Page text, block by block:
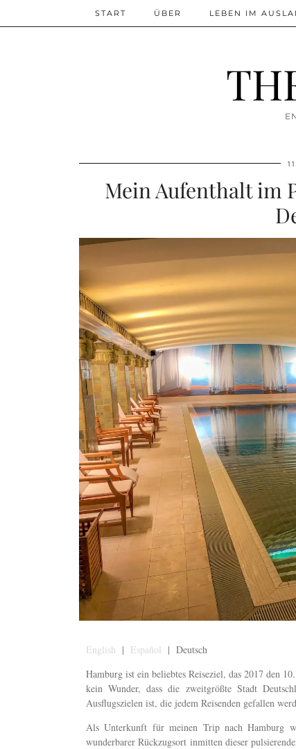
START ÜBER LEBEN IM
Mein Aufenthalt im
English | Español | Deutsch
Hamburg ist ein beliebtes Reiseziel, das 2017 den
kein Wunder, dass die zweitgrößte Stadt
Ausflugszielen ist, die jedem Reisenden gefallen
Als Unterkunft für meinen Trip nach Hamburg
wunderbarer Rückzugsort inmitten dieser